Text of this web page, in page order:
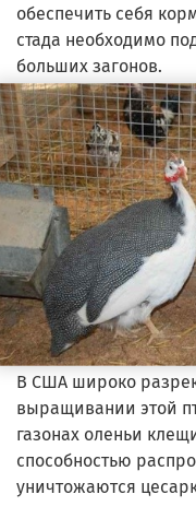
обеспечить себя
стада необходимо
больших загонов.
В США широко
выращивании этой
газонах оленьи
способностью
уничтожаются